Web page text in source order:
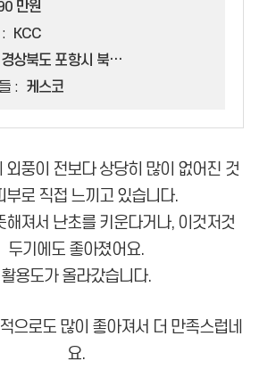
만원
KCC
경상북도 포항시 북구 용흥동
:
케스코
외풍이 전보다 상당히 많이 없어진 것
부로 직접 느끼고 있습니다.
해져서 난초를 키운다거나, 이것저것
두기에도 좋아졌어요.
활용도가 올라갔습니다.
으로도 많이 좋아져서 더 만족스럽네
요.